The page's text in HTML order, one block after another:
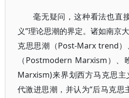
毫无疑问，这种看法也直
义”理论思潮的界定。诸如南京
克思思潮（Post-Marx trend）
（Postmodern Marxism）、
Marxism)来界划西方马克思主
代激进思潮，并认为“后马克思